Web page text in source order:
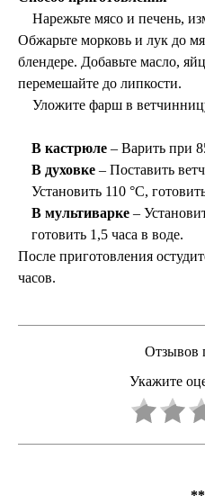
Нарежьте мясо и печень,
Обжарьте морковь и лук до
блендере. Добавьте масло,
перемешайте до липкости.
Уложите фарш в
В кастрюле – Варить при
В духовке – Поставить
Установить 110 °C,
В мультиварке –
готовить 1,5 часа в воде.
После приготовления
часов.
Отзывов
Укажите